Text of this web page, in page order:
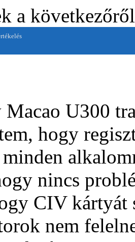
a
Macao U300
hogy
nincs
CIV kártyát
nem